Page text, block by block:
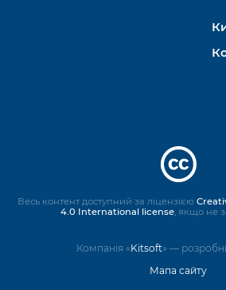
Компанія «Kitsoft» —
Мапа сайту
Весь контент доступний за ліцензією
4.0 International license, якщо не